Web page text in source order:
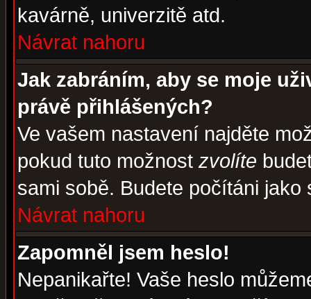
kavárně, univerzitě atd.
Návrat nahoru
Jak zabráním, aby se moje
právě přihlášených?
Ve vašem nastavení najděte
pokud tuto možnost zvolíte
sami sobě. Budete počítáni jako
Návrat nahoru
Zapomněl jsem heslo!
Nepanikařte! Vaše heslo